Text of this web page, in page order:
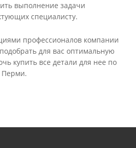
выполнение задачи
специалисту.
профессионалов компании
для вас оптимальную
купить все детали для нее по
Перми.